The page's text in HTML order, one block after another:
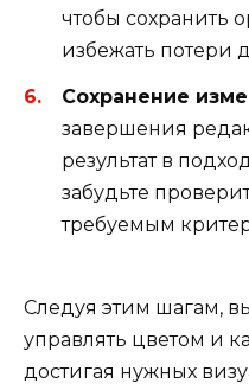
чтобы сохранить
избежать потери
Сохранение
завершения
результат в
забудьте
требуемым
Следуя этим шагам,
управлять цветом и
достигая нужных